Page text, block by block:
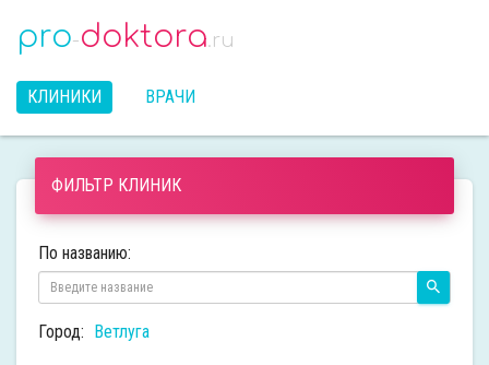
pro-doktora.ru
КЛИНИКИ ВРАЧИ
ФИЛЬТР КЛИНИК
По названию:
Город: Ветлуга